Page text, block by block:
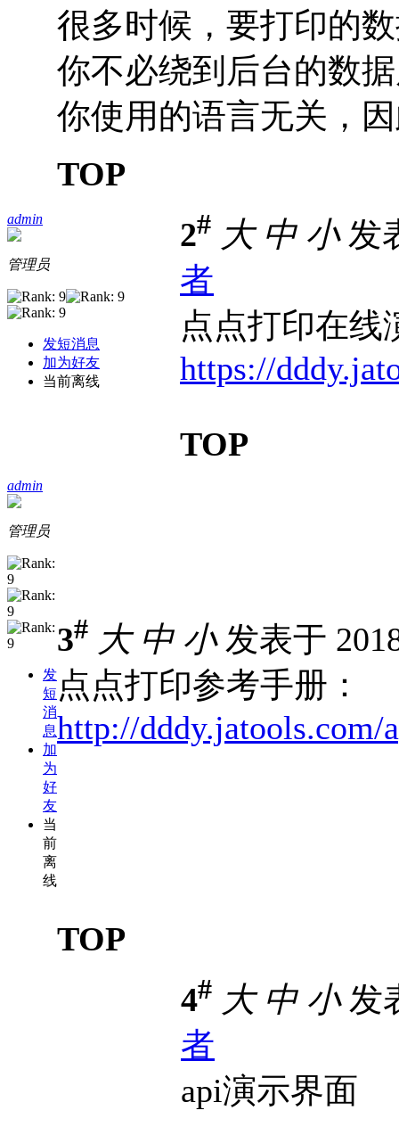
很多时候，要打印的
你不必绕到后台的数
你使用的语言无关，
TOP
admin
管理员
发短消息
加为好友
当前离线
2# 大 中 小发
者
点点打印在线
https://
TOP
admin
管理员
发
短
消
息
加
为
好
友
当
前
离
线
3# 大 中 小发表于
点点打印参考手册：
http://dddy.jatools.com/
TOP
4# 大 中 小发
者
api演示界面